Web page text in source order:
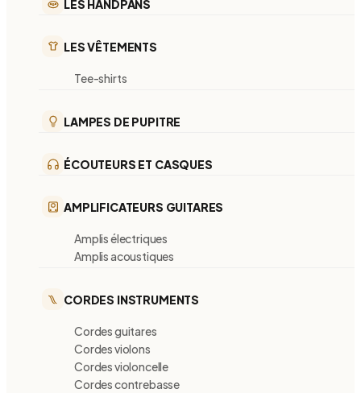
LES HANDPANS
LES VÊTEMENTS
Tee-shirts
LAMPES DE PUPITRE
ÉCOUTEURS ET CASQUES
AMPLIFICATEURS GUITARES
Amplis électriques
Amplis acoustiques
CORDES INSTRUMENTS
Cordes guitares
Cordes violons
Cordes violoncelle
Cordes contrebasse